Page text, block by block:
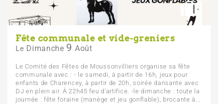
Fête communale et vide-greniers
Le Dimanche 9 Août
Le Comité des Fêtes de Moussonvilliers organise sa fête
communale avec : - le samedi, à partir de 16h, jeux pour
enfants de Charencey, à partir de 20h, soirée dansante avec
DJ en plein air. À 22h45 feu d'artifice. -le dimanche : toute la
journée : fête foraine (manège et jeu gonflable), brocante à...